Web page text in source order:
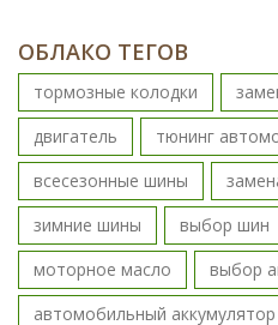
ОБЛАКО ТЕГОВ
тормозные колодки
двигатель
тюнинг
всесезонные шины
зимние шины
выбор шин
моторное масло
выбор
автомобильный аккумулятор